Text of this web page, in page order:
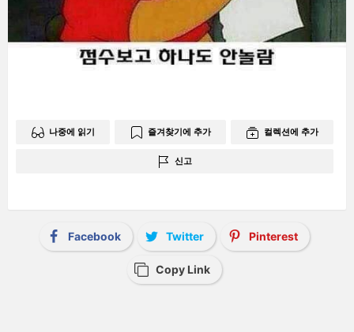
나중에 읽기 즐겨찾기에 추가 컬렉션에 추가
신고
Facebook Twitter Pinterest
Copy Link